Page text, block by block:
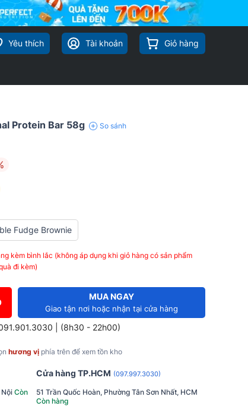
Yêu thích Tài khoản Giỏ hàng
Protein Bar 58g
So sánh
Fudge Brownie
kèm bình lắc (không áp dụng khi giỏ hàng có sản phẩm
đi kèm)
MUA NGAY
Giao tận nơi hoặc nhận tại cửa hàng
| (8h30 - 22h00)
hương vị phía trên để xem tồn kho
Còn
Cửa hàng TP.HCM (097.997.3030)
51 Trần Quốc Hoàn, Phường Tân Sơn Nhất, HCM
Còn hàng